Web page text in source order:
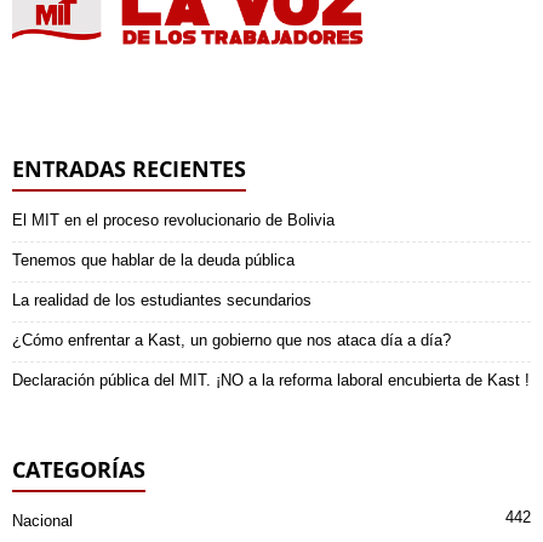
ENTRADAS RECIENTES
El MIT en el proceso revolucionario de Bolivia
Tenemos que hablar de la deuda pública
La realidad de los estudiantes secundarios
¿Cómo enfrentar a Kast, un gobierno que nos ataca día a día?
Declaración pública del MIT. ¡NO a la reforma laboral encubierta de Kast !
CATEGORÍAS
Nacional 442